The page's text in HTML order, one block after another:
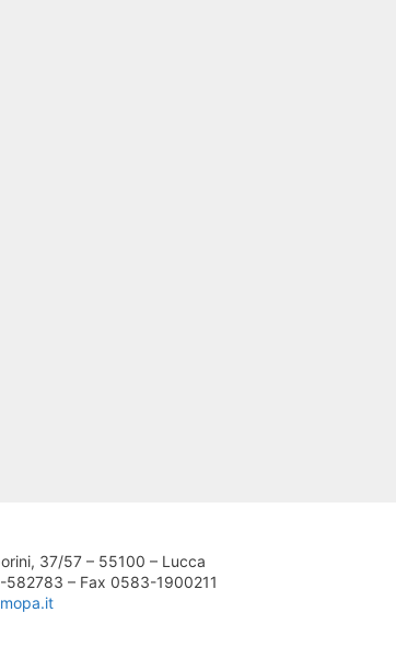
37/57 – 55100 – Lucca
582783 – Fax 0583-1900211